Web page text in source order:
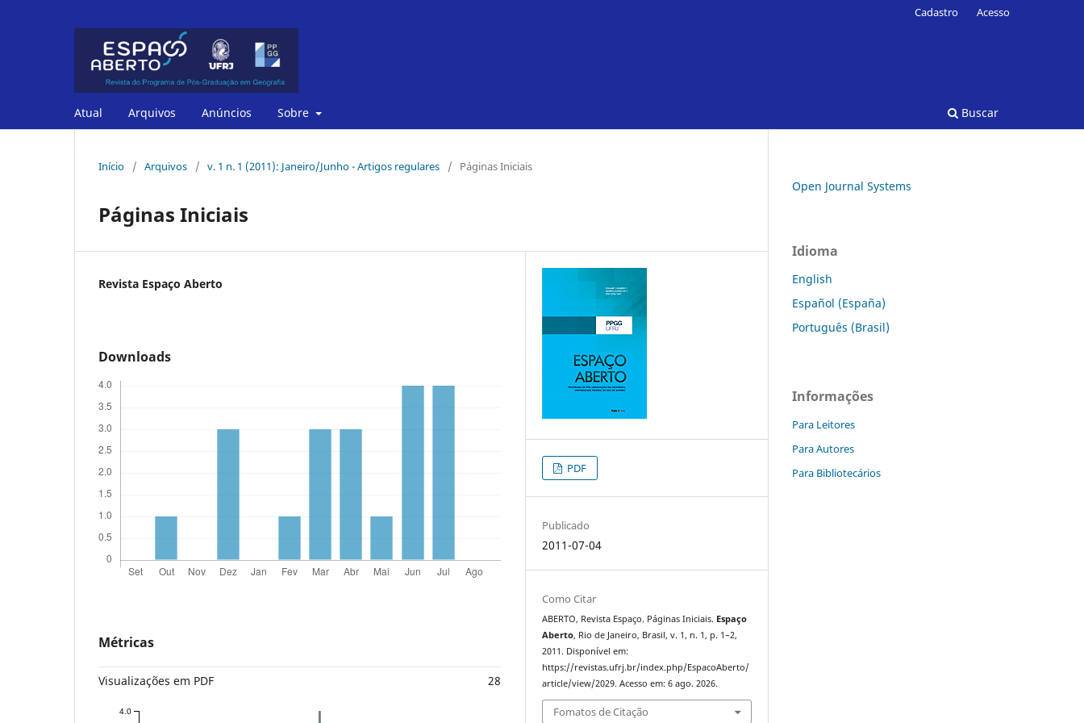
Atual Arquivos Anúncios Sobre Buscar
Cadastro Acesso
Início / Arquivos / v. 1 n. 1 (2011): Janeiro/Junho - Artigos regulares / Páginas Iniciais
Páginas Iniciais
Revista Espaço Aberto
Downloads
Métricas
Visualizações em PDF 28
4.0
PDF
Publicado
2011-07-04
Como Citar
ABERTO, Revista Espaço. Páginas Iniciais. Espaço
Aberto, Rio de Janeiro, Brasil, v. 1, n. 1, p. 1–2,
2011. Disponível em:
https://revistas.ufrj.br/index.php/EspacoAberto/
article/view/2029. Acesso em: 6 ago. 2026.
Fomatos de Citação
Open Journal Systems
Idioma
English
Español (España)
Português (Brasil)
Informações
Para Leitores
Para Autores
Para Bibliotecários